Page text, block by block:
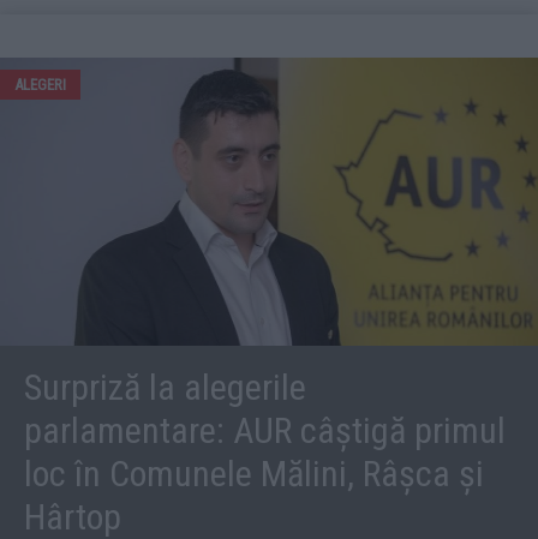
ALEGERI
Surpriză la alegerile
parlamentare: AUR câștigă primul
loc în Comunele Mălini, Râșca și
Hârtop